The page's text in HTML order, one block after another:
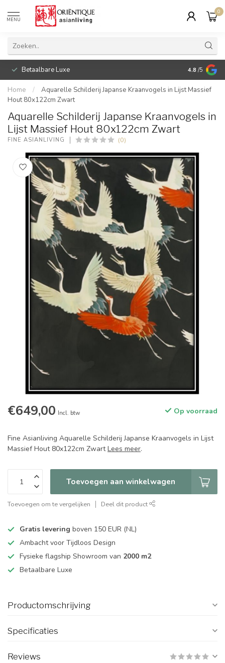
MENU
0
Betaalbare Luxe 4.8 /5
Home /
Aquarelle Schilderij Japanse Kraanvogels in Lijst Massief
Hout 80x122cm Zwart
Aquarelle Schilderij Japanse Kraanvogels in
Lijst Massief Hout 80x122cm Zwart
FINE ASIANLIVING (0)
€649,00 Incl. btw Op voorraad
Fine Asianliving Aquarelle Schilderij Japanse Kraanvogels in Lijst
Massief Hout 80x122cm ZwartLees meer.
Toevoegen aan winkelwagen
Toevoegen om te vergelijken Deel dit product
Gratis levering boven 150 EUR (NL)
Ambacht voor Tijdloos Design
Fysieke flagship Showroom van 2000 m2
Betaalbare Luxe
Productomschrijving
Specificaties
Reviews